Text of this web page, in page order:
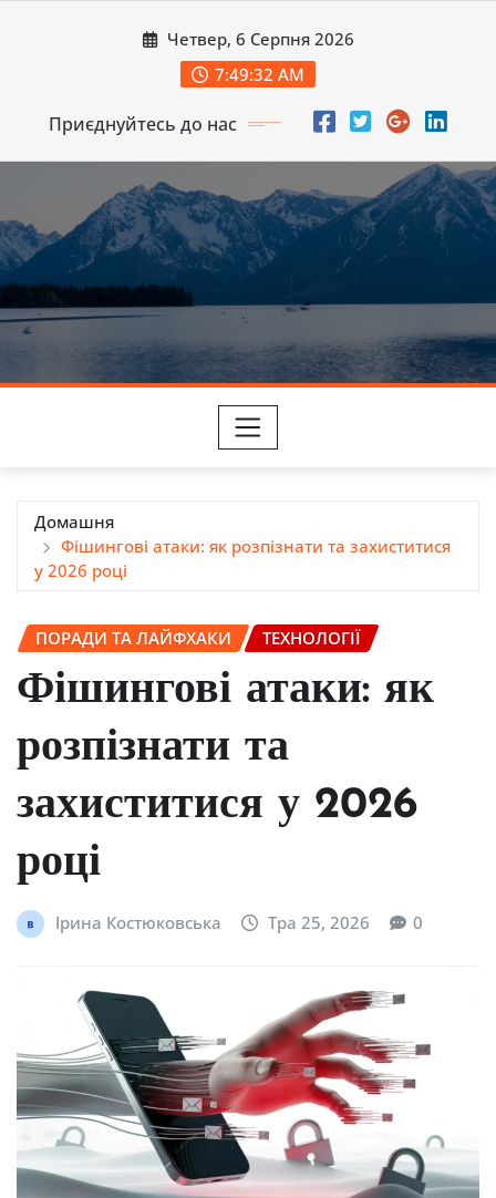
Четвер, 6 Серпня 2026
7:49:33 AM
Приєднуйтесь до нас
Домашня
Фішингові атаки: як розпізнати та захиститися
у 2026 році
ПОРАДИ ТА ЛАЙФХАКИ ТЕХНОЛОГІЇ
Фішингові атаки: як
розпізнати та
захиститися у 2026
році
Ірина Костюковська Тра 25, 2026 0